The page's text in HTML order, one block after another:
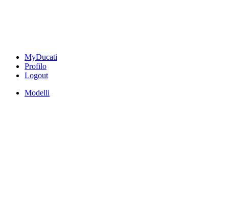
MyDucati
Profilo
Logout
Modelli